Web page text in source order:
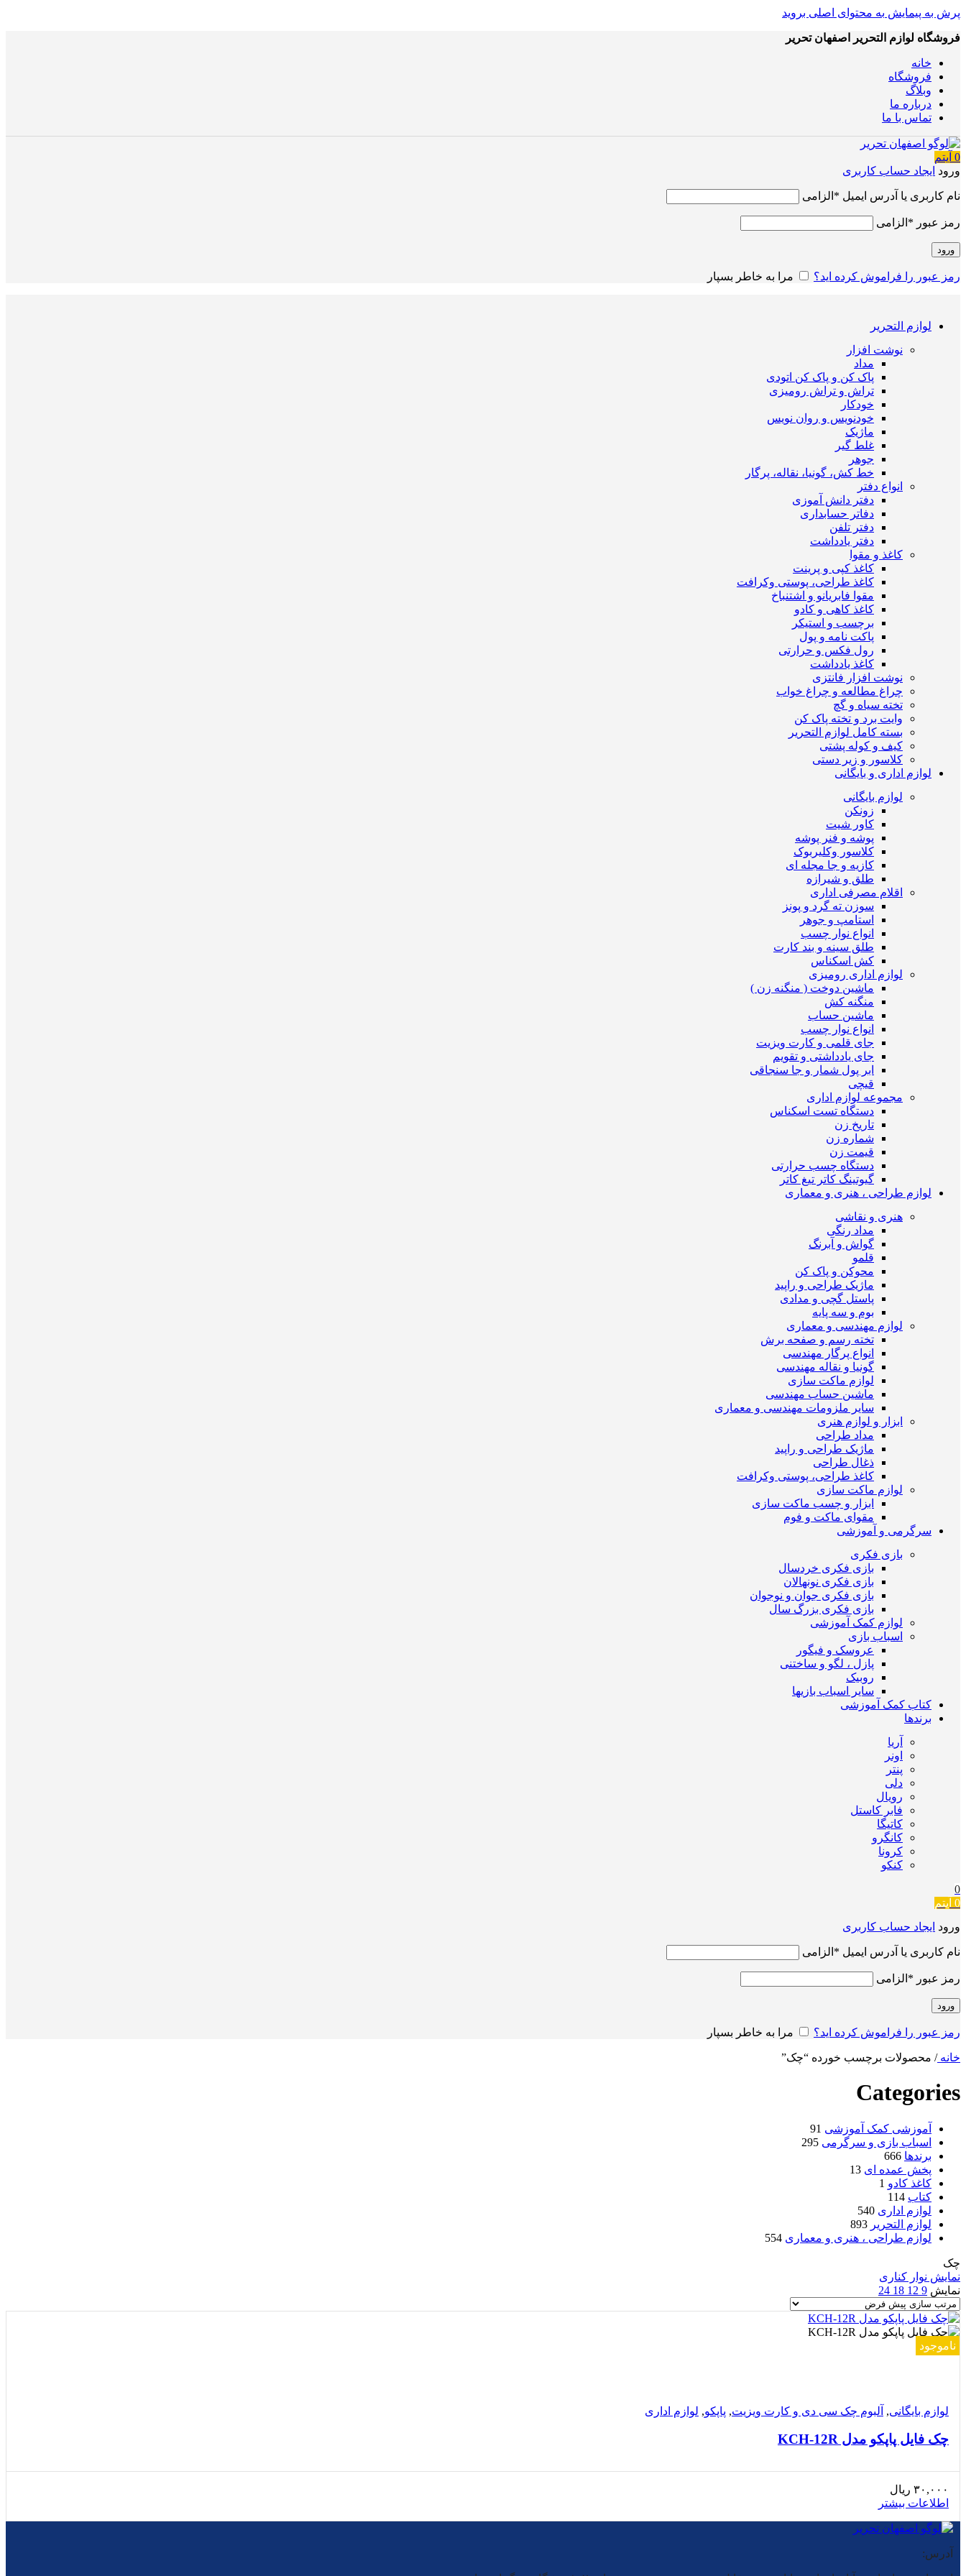
پرش به پیمایش به محتوای اصلی بروید
فروشگاه لوازم التحریر اصفهان تحریر
خانه
فروشگاه
وبلاگ
درباره ما
تماس با ما
0 آیتم
ورود ایجاد حساب کاربری
نام کاربری یا آدرس ایمیل * الزامی
رمز عبور * الزامی
ورود
رمز عبور را فراموش کرده اید؟ مرا به خاطر بسپار
لوازم التحریر
نوشت افزار
مداد
پاک کن و پاک کن اتودی
تراش و تراش رومیزی
خودکار
خودنویس و روان نویس
ماژیک
غلط گیر
جوهر
خط کش، گونیا، نقاله، پرگار
انواع دفتر
دفتر دانش آموزی
دفاتر حسابداری
دفتر تلفن
دفتر یادداشت
کاغذ و مقوا
کاغذ کپی و پرینت
کاغذ طراحی، پوستی وکرافت
مقوا فابریانو و اشتنباخ
کاغذ کاهی و کادو
برچسب و استیکر
پاکت نامه و پول
رول فکس و حرارتی
کاغذ یادداشت
نوشت افزار فانتزی
چراغ مطالعه و چراغ خواب
تخته سیاه و گچ
وایت برد و تخته پاک کن
بسته کامل لوازم التحریر
کیف و کوله پشتی
کلاسور و زیر دستی
لوازم اداری و بایگانی
لوازم بایگانی
زونکن
کاور شیت
پوشه و فنر پوشه
کلاسور وکلیربوک
کازیه و جا مجله ای
طلق و شیرازه
اقلام مصرفی اداری
سوزن ته گرد و پونز
استامپ و جوهر
انواع نوار چسب
طلق سینه و بند کارت
کش اسکناس
لوازم اداری رومیزی
ماشین دوخت ( منگنه زن )
منگنه کش
ماشین حساب
انواع نوار چسب
جای قلمی و کارت ویزیت
جای یادداشتی و تقویم
ابر پول شمار و جا سنجاقی
قیچی
مجموعه لوازم اداری
دستگاه تست اسکناس
تاریخ زن
شماره زن
قیمت زن
دستگاه چسب حرارتی
گیوتینگ کاتر تیغ کاتر
لوازم طراحی ، هنری و معماری
هنری و نقاشی
مداد رنگی
گواش و آبرنگ
قلمو
محوکن و پاک کن
ماژیک طراحی و راپید
پاستل گچی و مدادی
بوم و سه پایه
لوازم مهندسی و معماری
تخته رسم و صفحه برش
انواع پرگار مهندسی
گونیا و نقاله مهندسی
لوازم ماکت سازی
ماشین حساب مهندسی
سایر ملزومات مهندسی و معماری
ابزار و لوازم هنری
مداد طراحی
ماژیک طراحی و راپید
ذغال طراحی
کاغذ طراحی، پوستی وکرافت
لوازم ماکت سازی
ابزار و چسب ماکت سازی
مقوای ماکت و فوم
سرگرمی و آموزشی
بازی فکری
بازی فکری خردسال
بازی فکری نونهالان
بازی فکری جوان و نوجوان
بازی فکری بزرگ سال
لوازم کمک آموزشی
اسباب بازی
عروسک و فیگور
پازل ، لگو و ساختنی
روبیک
سایر اسباب بازیها
کتاب کمک آموزشی
برندها
آریا
اونر
پنتر
دلی
رویال
فابر کاستل
کاتیگا
کانگرو
کرونا
کنکو
0
0 آیتم
ورود ایجاد حساب کاربری
نام کاربری یا آدرس ایمیل * الزامی
رمز عبور * الزامی
ورود
رمز عبور را فراموش کرده اید؟ مرا به خاطر بسپار
خانه/ محصولات برچسب خورده “چک”
Categories
آموزشی کمک آموزشی 91
اسباب بازی و سرگرمی 295
برندها 666
پخش عمده ای 13
کاغذ کادو 1
کتاب 114
لوازم اداری 540
لوازم التحریر 893
لوازم طراحی ، هنری و معماری 554
چک
نمایش نوار کناری
نمایش 9
12
18
24
ناموجود
مقایسه
لوازم بایگانی, آلبوم چک سی دی و کارت ویزیت, پاپکو, لوازم اداری
چک فایل پاپکو مدل KCH-12R
۳۰,۰۰۰ ریال
اطلاعات بیشتر
آدرس: